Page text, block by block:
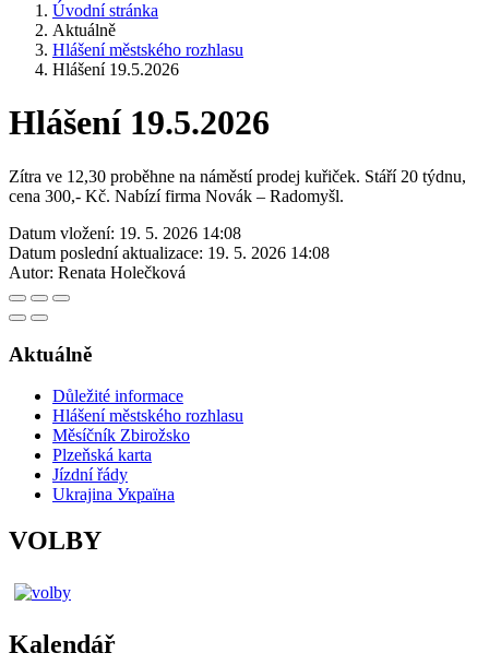
Úvodní stránka
Aktuálně
Hlášení městského rozhlasu
Hlášení 19.5.2026
Hlášení 19.5.2026
Zítra ve 12,30 proběhne na náměstí prodej kuřiček. Stáří 20 týdnu,
cena 300,- Kč. Nabízí firma Novák – Radomyšl.
Datum vložení: 19. 5. 2026 14:08
Datum poslední aktualizace: 19. 5. 2026 14:08
Autor: Renata Holečková
Aktuálně
Důležité informace
Hlášení městského rozhlasu
Měsíčník Zbirožsko
Plzeňská karta
Jízdní řády
Ukrajina Україна
VOLBY
Kalendář